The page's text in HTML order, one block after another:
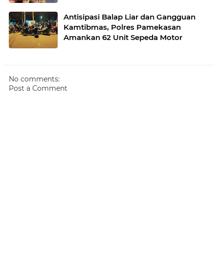
Antisipasi Balap Liar dan Gangguan
Kamtibmas, Polres Pamekasan
Amankan 62 Unit Sepeda Motor
No comments:
Post a Comment